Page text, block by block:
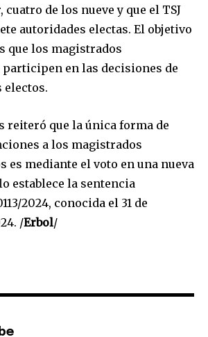
of
and be part of the
enter your email address on our website
button below. Don't worry, we respect
spam your inbox. Your information is
cuatro de los nueve y que el TSJ
autoridades electas. El objetivo
que los magistrados
en las decisiones de
electos.
reiteró que la única forma de
a los magistrados
es mediante el voto en una nueva
establece la sentencia
2024, conocida el 31 de
/Erbol/